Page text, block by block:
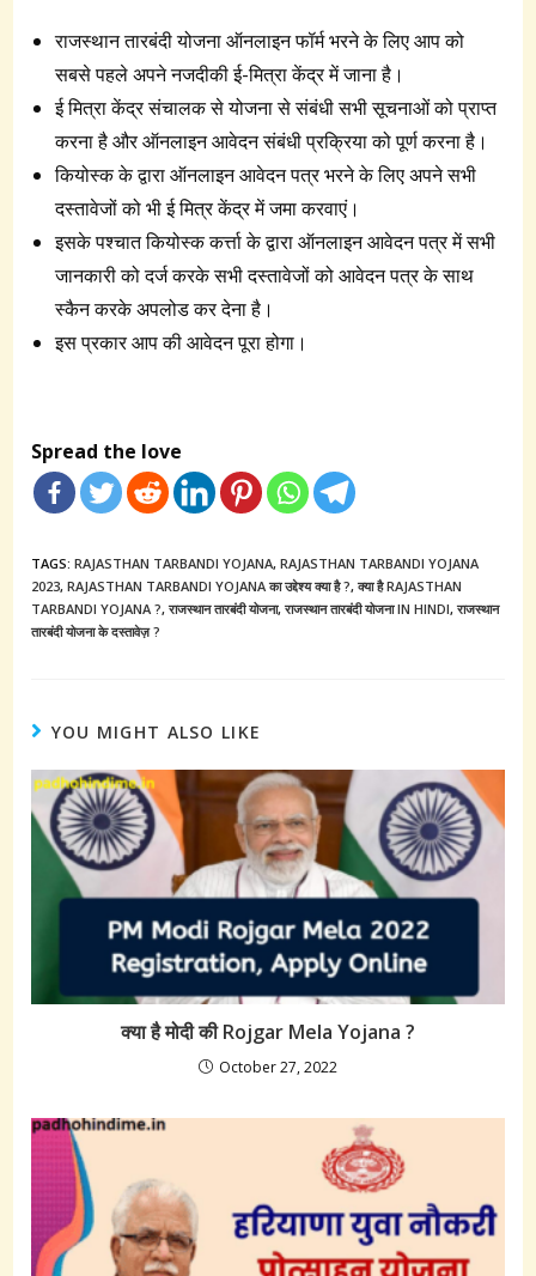
राजस्थान तारबंदी योजना ऑनलाइन फॉर्म भरने के लिए आप को
सबसे पहले अपने नजदीकी ई-मित्रा केंद्र में जाना है।
ई मित्रा केंद्र संचालक से योजना से संबंधी सभी सूचनाओं को प्राप्त
करना है और ऑनलाइन आवेदन संबंधी प्रक्रिया को पूर्ण करना है।
कियोस्क के द्वारा ऑनलाइन आवेदन पत्र भरने के लिए अपने सभी
दस्तावेजों को भी ई मित्र केंद्र में जमा करवाएं।
इसके पश्चात कियोस्क कर्त्ता के द्वारा ऑनलाइन आवेदन पत्र में सभी
जानकारी को दर्ज करके सभी दस्तावेजों को आवेदन पत्र के साथ
स्कैन करके अपलोड कर देना है।
इस प्रकार आप की आवेदन पूरा होगा।
Spread the love
TAGS:RAJASTHAN TARBANDI YOJANA, RAJASTHAN TARBANDI YOJANA
2023, RAJASTHAN TARBANDI YOJANA का उद्देश्य क्या है ?, क्या है RAJASTHAN
TARBANDI YOJANA ?, राजस्थान तारबंदी योजना, राजस्थान तारबंदी योजना IN HINDI, राजस्थान
तारबंदी योजना के दस्तावेज़ ?
YOU MIGHT ALSO LIKE
क्या है मोदी की Rojgar Mela Yojana ?
October 27, 2022